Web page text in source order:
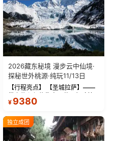
2026藏东秘境 漫步云中仙境·
探秘世外桃源·纯玩11/13日
【行程亮点】 【圣城拉萨】——
萨，感受这座城与生俱来的与众
城堡寺院于一体的宏伟建筑，是
西藏最完整的古代...
¥ 9380
独立成团